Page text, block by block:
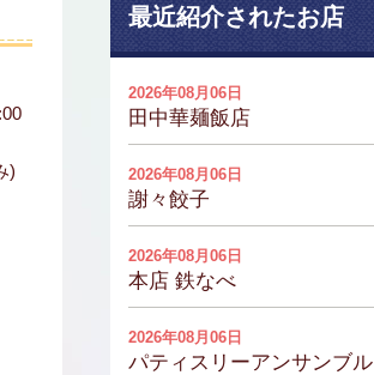
)
最近紹介されたお店
2026年08月06日
田中華麺飯店
2026年08月06日
謝々餃子
2026年08月06日
本店 鉄なべ
2026年08月06日
パティスリーアンサンブル